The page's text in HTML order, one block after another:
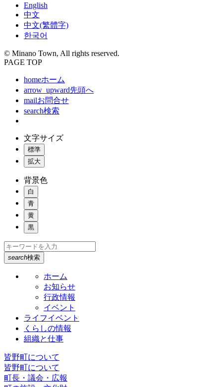
English
中文
中文(繁體字)
한국어
© Minano Town, All rights reserved.
PAGE TOP
homeホーム
arrow_upward先頭へ
mailお問合せ
search検索
文字サイズ
標準
拡大
背景色
白
青
黄
黒
search検索
ホーム
お知らせ
行政情報
イベント
ライフイベント
くらしの情報
組織と仕事
皆野町について
皆野町について
町長・議会・広報